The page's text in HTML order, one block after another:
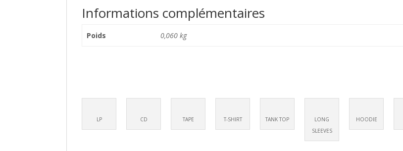
Informations complémentaires
Poids 0,060 kg
LP CD TAPE T-SHIRT TANK TOP
LONG
SLEEVES
HOODIE